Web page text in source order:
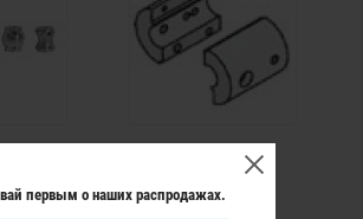
первым о наших распродажах.